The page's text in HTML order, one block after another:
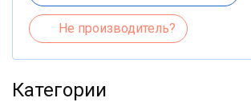
Не производитель?
Категории